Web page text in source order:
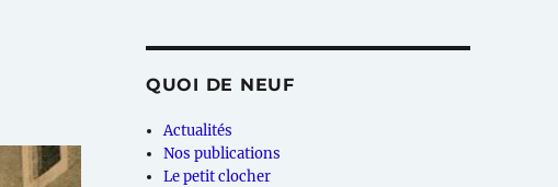
QUOI DE NEUF
Actualités
Nos publications
Le petit clocher